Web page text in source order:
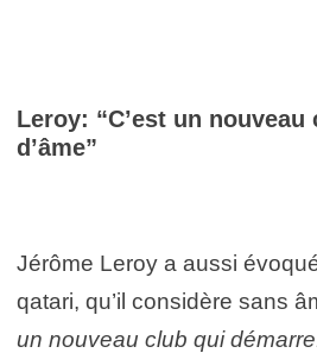
Leroy: “C’est un nouveau
d’âme”
Jérôme Leroy a aussi
qatari, qu’il considère sans
un nouveau club qui